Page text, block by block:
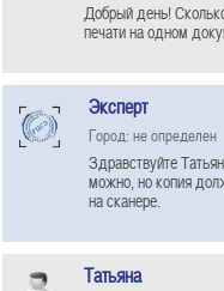
Добрый день!
печати на одном
Эксперт
Город: не определен
Здравствуйте
можно, но копия
на сканере.
Татьяна